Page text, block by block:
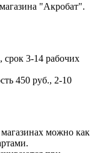
"Акробат".
срок 3-14 рабочих
450 руб., 2-10
можно как